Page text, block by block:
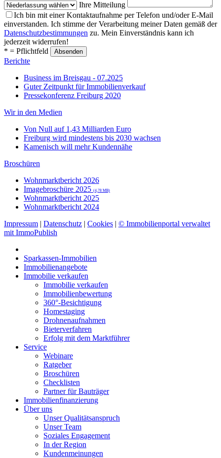
Ihre Mitteilung
Ich bin mit einer Kontaktaufnahme per Telefon und/oder E-Mail
einverstanden. Ich stimme der Verarbeitung meiner Daten gemäß der
Datenschutzbestimmungen zu. Mein Einverständnis kann ich
jederzeit widerrufen!
* = Pflichtfeld
Berichte
Business im Breisgau - 07.2025
Guter Zeitpunkt für Immobilienverkauf
Pressekonferenz Freiburg 2020
Wir in den Medien
Von Null auf 1,43 Milliarden Euro
Freiburg wird mindestens bis 2030 wachsen
Kamenisch will mehr Kundennähe
Broschüren
Wohnmarktbericht 2026
Imagebroschüre 2025 (4,78 MB)
Wohnmarktbericht 2025
Wohnmarktbericht 2024
Impressum | Datenschutz | Cookies | © Immobilienportal verwaltet
mit ImmoPublish
Sparkassen-Immobilien
Immobilienangebote
Immobilie verkaufen
Immobilie verkaufen
Immobilienbewertung
360°-Besichtigung
Homestaging
Drohnenaufnahmen
Bieterverfahren
Erfolg mit dem Marktführer
Service
Webinare
Ratgeber
Broschüren
Checklisten
Partner für Bauträger
Immobilienfinanzierung
Über uns
Unser Qualitätsanspruch
Unser Team
Soziales Engagement
In der Region
Kundenmeinungen